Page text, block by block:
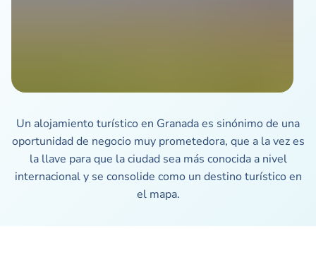
Un alojamiento turístico en Granada es sinónimo de una
oportunidad de negocio muy prometedora, que a la vez es
la llave para que la ciudad sea más conocida a nivel
internacional y se consolide como un destino turístico en
el mapa.